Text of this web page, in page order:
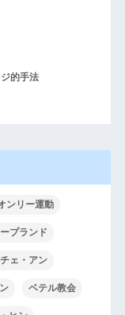
的手法
ンリー運動
プランド
チェ・アン
ベテル教会